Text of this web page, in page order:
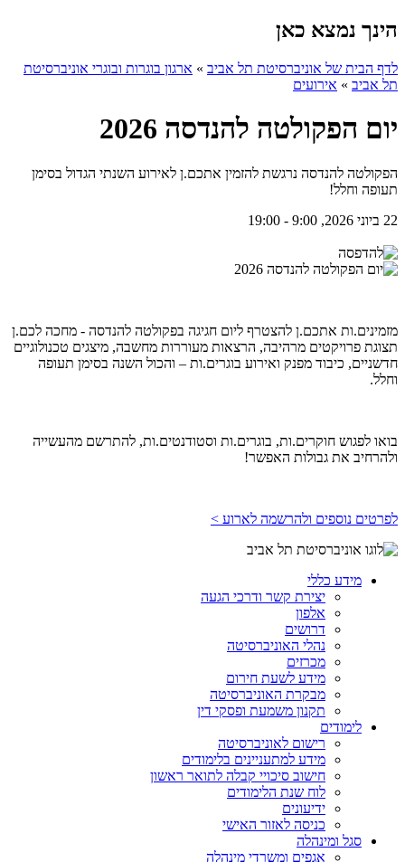
הינך נמצא כאן
לדף הבית של אוניברסיטת תל אביב » ארגון בוגרות ובוגרי אוניברסיטת
תל אביב » אירועים
יום הפקולטה להנדסה 2026
הפקולטה להנדסה נרגשת להזמין אתכם.ן לאירוע השנתי הגדול בסימן
תעופה וחלל!
22 ביוני 2026, 9:00 - 19:00
מזמינים.ות אתכם.ן להצטרף ליום חגיגה בפקולטה להנדסה - מחכה לכם.ן
תצוגת פרויקטים מרהיבה, הרצאות מעוררות מחשבה, מיצגים טכנולוגיים
חדשניים, כיבוד מפנק ואירוע בוגרים.ות – והכול השנה בסימן תעופה
וחלל.
בואו לפגוש חוקרים.ות, בוגרים.ות וסטודנטים.ות, להתרשם מהעשייה
ולהרחיב את גבולות האפשר!
לפרטים נוספים ולהרשמה לארוע >
מידע כללי
יצירת קשר ודרכי הגעה
אלפון
דרושים
נהלי האוניברסיטה
מכרזים
מידע לשעת חירום
מבקרת האוניברסיטה
תקנון משמעת ופסקי דין
לימודים
רישום לאוניברסיטה
מידע למתעניינים בלימודים
חישוב סיכויי קבלה לתואר ראשון
לוח שנת הלימודים
ידיעונים
כניסה לאזור האישי
סגל ומינהלה
אגפים ומשרדי מינהלה